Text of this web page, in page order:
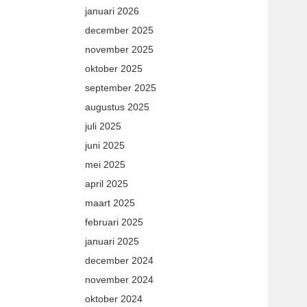
januari 2026
december 2025
november 2025
oktober 2025
september 2025
augustus 2025
juli 2025
juni 2025
mei 2025
april 2025
maart 2025
februari 2025
januari 2025
december 2024
november 2024
oktober 2024